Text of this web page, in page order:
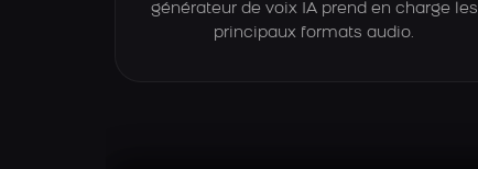
générateur de voix IA prend en charge les
principaux formats audio.